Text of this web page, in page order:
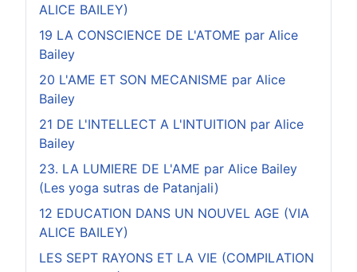
ALICE BAILEY)
19 LA CONSCIENCE DE L'ATOME par Alice
Bailey
20 L'AME ET SON MECANISME par Alice
Bailey
21 DE L'INTELLECT A L'INTUITION par Alice
Bailey
23. LA LUMIERE DE L'AME par Alice Bailey
(Les yoga sutras de Patanjali)
12 EDUCATION DANS UN NOUVEL AGE (VIA
ALICE BAILEY)
LES SEPT RAYONS ET LA VIE (COMPILATION